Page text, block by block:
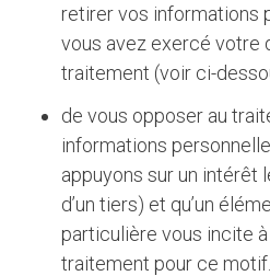
retirer vos informations
vous avez exercé votre
traitement (voir ci-
de vous opposer au
informations
appuyons sur un intérêt
d’un tiers) et qu’un
particulière vous incite
traitement pour ce motif.